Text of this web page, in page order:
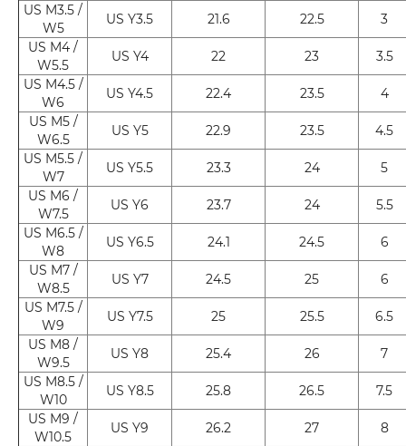
US M3.5 /
W5
US Y3.5 21.6 22.5
3
US M4 /
W5.5
US Y4 22 23
3.5
US M4.5 /
W6
US Y4.5 22.4 23.5
4
US M5 /
W6.5
US Y5 22.9 23.5
4.5
US M5.5 /
W7
US Y5.5 23.3 24
5
US M6 /
W7.5
US Y6 23.7 24
5.5
US M6.5 /
W8
US Y6.5 24.1 24.5
6
US M7 /
W8.5
US Y7 24.5 25
6
US M7.5 /
W9
US Y7.5 25 25.5
6.5
US M8 /
W9.5
US Y8 25.4 26
7
US M8.5 /
W10
US Y8.5 25.8 26.5
7.5
US M9 /
W10.5
US Y9 26.2 27
8